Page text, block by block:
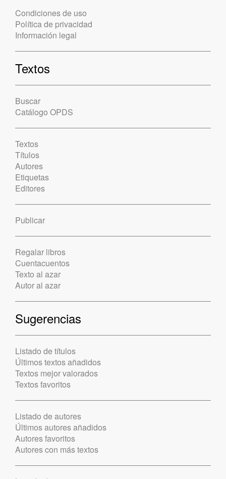
Condiciones de uso
Política de privacidad
Información legal
Textos
Buscar
Catálogo OPDS
Textos
Títulos
Autores
Etiquetas
Editores
Publicar
Regalar libros
Cuentacuentos
Texto al azar
Autor al azar
Sugerencias
Listado de títulos
Últimos textos añadidos
Textos mejor valorados
Textos favoritos
Listado de autores
Últimos autores añadidos
Autores favoritos
Autores con más textos